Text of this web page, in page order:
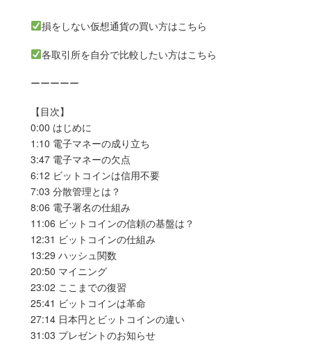
損をしない仮想通貨の買い方はこちら
各取引所を自分で比較したい方はこちら
ーーーーー
【目次】
0:00 はじめに
1:10 電子マネーの成り立ち
3:47 電子マネーの欠点
6:12 ビットコインは信用不要
7:03 分散管理とは？
8:06 電子署名の仕組み
11:06 ビットコインの信頼の基盤は？
12:31 ビットコインの仕組み
13:29 ハッシュ関数
20:50 マイニング
23:02 ここまでの復習
25:41 ビットコインは革命
27:14 日本円とビットコインの違い
31:03 プレゼントのお知らせ